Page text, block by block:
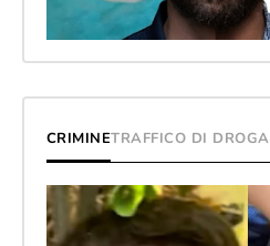
CRIMINETRAFFICO DI DROGA